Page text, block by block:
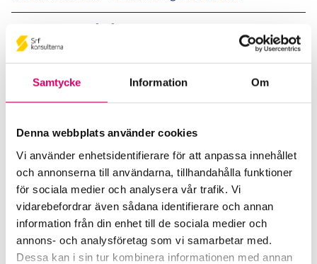
Samtycke Information Om
Denna webbplats använder cookies
Vi använder enhetsidentifierare för att anpassa innehållet
och annonserna till användarna, tillhandahålla funktioner
för sociala medier och analysera vår trafik. Vi
vidarebefordrar även sådana identifierare och annan
information från din enhet till de sociala medier och
annons- och analysföretag som vi samarbetar med.
Dessa kan i sin tur kombinera informationen med annan
Prenumerera på våra nyhetsbrev
Pressrum
Remisser
Samverkan med myndigheter och organisationer
Srf Fokusrapport 2024 – insikter för hållbart
företagande
Våra nyhetskanaler